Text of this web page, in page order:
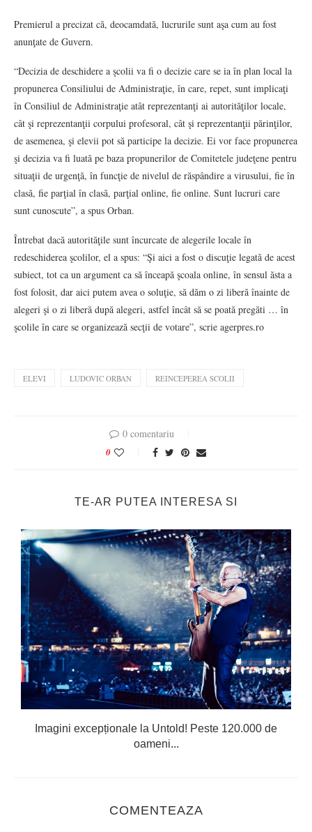
Premierul a precizat că, deocamdată, lucrurile sunt aşa cum au fost
anunţate de Guvern.
“Decizia de deschidere a şcolii va fi o decizie care se ia în plan local la
propunerea Consiliului de Administraţie, în care, repet, sunt implicaţi
în Consiliul de Administraţie atât reprezentanţi ai autorităţilor locale,
cât şi reprezentanţii corpului profesoral, cât şi reprezentanţii părinţilor,
de asemenea, şi elevii pot să participe la decizie. Ei vor face propunerea
şi decizia va fi luată pe baza propunerilor de Comitetele judeţene pentru
situaţii de urgenţă, în funcţie de nivelul de răspândire a virusului, fie în
clasă, fie parţial în clasă, parţial online, fie online. Sunt lucruri care
sunt cunoscute”, a spus Orban.
Întrebat dacă autorităţile sunt încurcate de alegerile locale în
redeschiderea şcolilor, el a spus: “Şi aici a fost o discuţie legată de acest
subiect, tot ca un argument ca să înceapă şcoala online, în sensul ăsta a
fost folosit, dar aici putem avea o soluţie, să dăm o zi liberă înainte de
alegeri şi o zi liberă după alegeri, astfel încât să se poată pregăti … în
şcolile în care se organizează secţii de votare”, scrie agerpres.ro
ELEVI LUDOVIC ORBAN REINCEPEREA SCOLII
0 comentariu
0
TE-AR PUTEA INTERESA SI
Imagini excepționale la Untold! Peste 120.000 de
oameni...
COMENTEAZA